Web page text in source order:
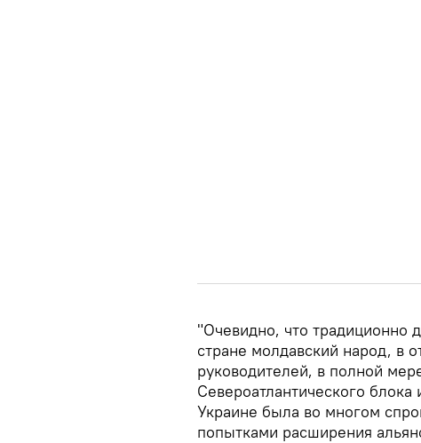
"Очевидно, что традиционно
стране молдавский народ, в
руководителей, в полной
Североатлантического
Украине была во многом
попытками расширения